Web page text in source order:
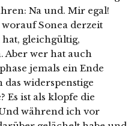
Na und. Mir egal!
Sonea derzeit
gleichgültig,
Aber wer hat auch
jemals ein Ende
widerspenstige
Es ist als klopfe die
während ich vor